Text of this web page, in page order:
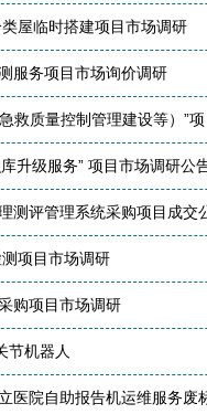
屋临时搭建项目市场调研
服务项目市场询价调研
救质量控制管理建设等）”
升级服务” 项目市场调研公
测评管理系统采购项目成交
项目市场调研
购项目市场调研
节机器人
医院自助报告机运维服务废